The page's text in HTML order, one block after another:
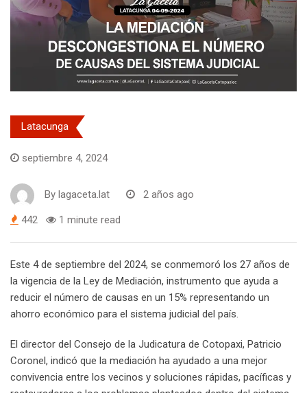
Latacunga
septiembre 4, 2024
By lagaceta.lat 2 años ago
442 1 minute read
Este 4 de septiembre del 2024, se conmemoró los 27 años de
la vigencia de la Ley de Mediación, instrumento que ayuda a
reducir el número de causas en un 15% representando un
ahorro económico para el sistema judicial del país.
El director del Consejo de la Judicatura de Cotopaxi, Patricio
Coronel, indicó que la mediación ha ayudado a una mejor
convivencia entre los vecinos y soluciones rápidas, pacíficas y